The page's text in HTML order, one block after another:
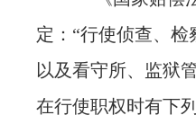
定：“行使侦查、
以及看守所、监狱
在行使职权时有下